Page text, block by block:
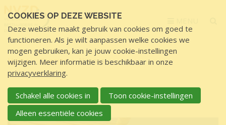
links
over
S
p
r
n
g
n
Home Overige Nieuws
N
i
e
NIEUWS
COOKIES OP DEZE WEBSITE
Deze website maakt gebruik van cookies om goed te
functioneren. Als je wilt aanpassen welke cookies we
mogen gebruiken, kan je jouw cookie-instellingen
wijzigen. Meer informatie is beschikbaar in onze
privacyverklaring.
Schakel alle cookies in
Toon cookie-instellingen
Alleen essentiële cookies